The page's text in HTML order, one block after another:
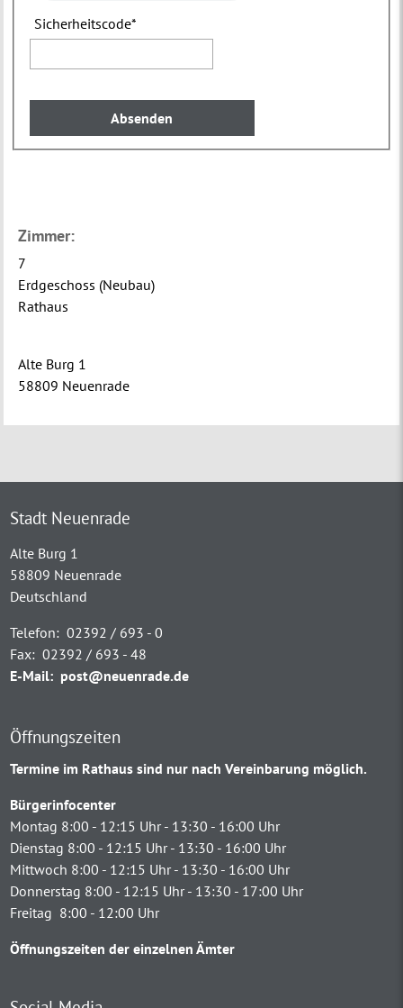
Sicherheitscode*
Zimmer:
7
Erdgeschoss (Neubau)
Rathaus
Alte Burg 1
58809 Neuenrade
Stadt Neuenrade
Alte Burg 1
58809 Neuenrade
Deutschland
Telefon: 02392 / 693 - 0
Fax: 02392 / 693 - 48
E-Mail: post@neuenrade.de
Öffnungszeiten
Termine im Rathaus sind nur nach Vereinbarung möglich.
Bürgerinfocenter
Montag 8:00 - 12:15 Uhr - 13:30 - 16:00 Uhr
Dienstag 8:00 - 12:15 Uhr - 13:30 - 16:00 Uhr
Mittwoch 8:00 - 12:15 Uhr - 13:30 - 16:00 Uhr
Donnerstag 8:00 - 12:15 Uhr - 13:30 - 17:00 Uhr
Freitag 8:00 - 12:00 Uhr
Öffnungszeiten der einzelnen Ämter